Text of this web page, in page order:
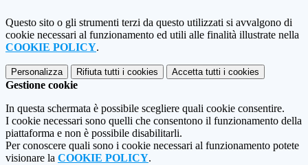
Questo sito o gli strumenti terzi da questo utilizzati si avvalgono di
cookie necessari al funzionamento ed utili alle finalità illustrate nella
COOKIE POLICY.
Personalizza Rifiuta tutti i cookies Accetta tutti i cookies
Gestione cookie
In questa schermata è possibile scegliere quali cookie consentire.
I cookie necessari sono quelli che consentono il funzionamento della
piattaforma e non è possibile disabilitarli.
Per conoscere quali sono i cookie necessari al funzionamento potete
visionare la COOKIE POLICY.